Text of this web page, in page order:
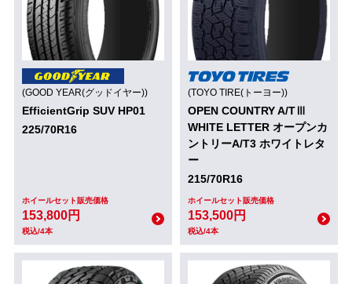
(GOOD YEAR(グッドイヤー))
EfficientGrip SUV HP01
225/70R16
ホイールセット販売価格
153,800円
税込/4本
(TOYO TIRE(トーヨー))
OPEN COUNTRY A/TⅢ
WHITE LETTER オープンカ
ントリーA/T3 ホワイトレタ
ー
215/70R16
ホイールセット販売価格
153,500円
税込/4本